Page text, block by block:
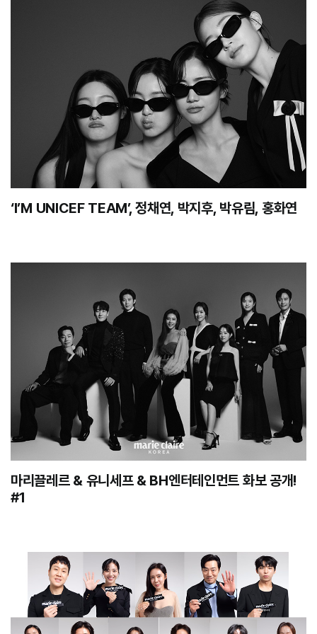
‘I’M UNICEF TEAM’, 정채연, 박지후, 박유림, 홍화연
마리끌레르 & 유니세프 & BH엔터테인먼트 화보 공개!
#1